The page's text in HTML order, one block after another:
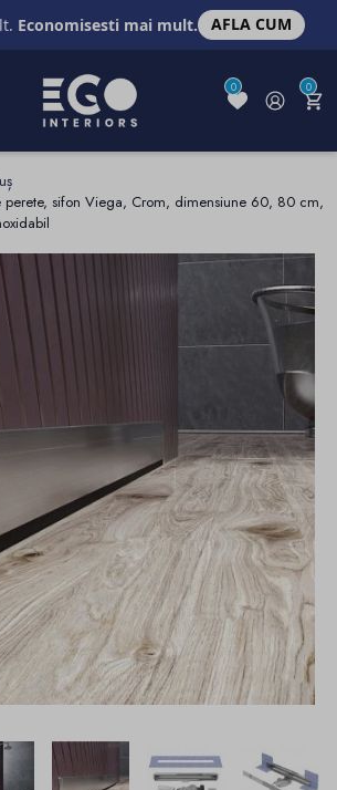
Economisesti mai mult. AFLA CUM
0 0
perete, sifon Viega, Crom, dimensiune 60, 80 cm,